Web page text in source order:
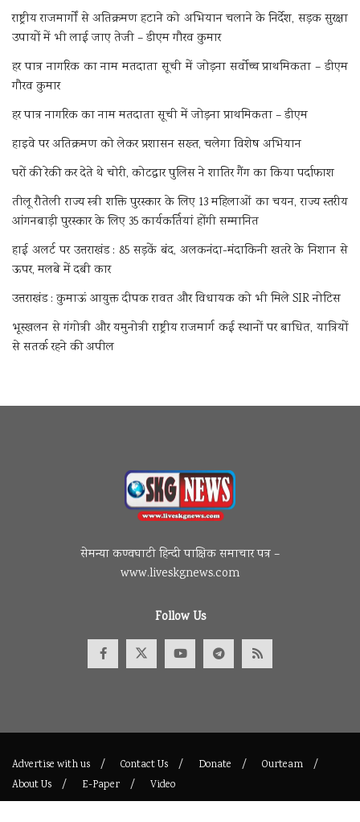
राष्ट्रीय राजमार्गों से अतिक्रमण हटाने को अभियान चलाने के निर्देश, सड़क सुरक्षा
उपायों में भी लाई जाए तेजी – डीएम गौरव कुमार
हर पात्र नागरिक का नाम मतदाता सूची में जोड़ना सर्वोच्च प्राथमिकता – डीएम
गौरव कुमार
हर पात्र नागरिक का नाम मतदाता सूची में जोड़ना प्राथमिकता – डीएम
हाइवे पर अतिक्रमण को लेकर प्रशासन सख्त, चलेगा विशेष अभियान
घरों की रेकी कर देते थे चोरी, कोटद्वार पुलिस ने शातिर गैंग का किया पर्दाफाश
तीलू रौतेली राज्य स्त्री शक्ति पुरस्कार के लिए 13 महिलाओं का चयन, राज्य स्तरीय
आंगनबाड़ी पुरस्कार के लिए 35 कार्यकर्तियां होंगी सम्मानित
हाई अलर्ट पर उत्तराखंड : 85 सड़कें बंद, अलकनंदा-मंदाकिनी खतरे के निशान से
ऊपर, मलबे में दबी कार
उत्तराखंड : कुमाऊं आयुक्त दीपक रावत और विधायक को भी मिले SIR नोटिस
भूस्खलन से गंगोत्री और यमुनोत्री राष्ट्रीय राजमार्ग कई स्थानों पर बाधित, यात्रियों
से सतर्क रहने की अपील
सेमन्या कण्वघाटी हिन्दी पाक्षिक समाचार पत्र –
www.liveskgnews.com
Follow Us
Advertise with us Contact Us Donate
Ourteam
About Us
E-Paper Video